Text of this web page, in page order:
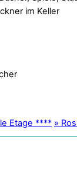
im Keller
Etage **** »